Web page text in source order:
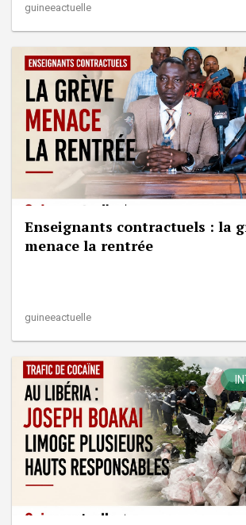
guineeactuelle
Enseignants contractuels : la
menace la rentrée
guineeactuelle